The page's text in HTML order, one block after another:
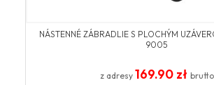
NÁSTENNÉ ZÁBRADLIE S PLOCHÝM
9005
z adresy 169.90 zł brutto